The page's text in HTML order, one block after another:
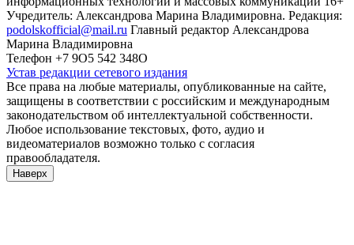
Учредитель: Александрова Марина Владимировна. Редакция:
podolskofficial@mail.ru Главный редактор Александрова
Марина Владимировна
Телефон +7 9О5 542 348О
Устав редакции сетевого издания
Все права на любые материалы, опубликованные на сайте,
защищены в соответствии с российским и международным
законодательством об интеллектуальной собственности.
Любое использование текстовых, фото, аудио и
видеоматериалов возможно только с согласия
правообладателя.
Наверх